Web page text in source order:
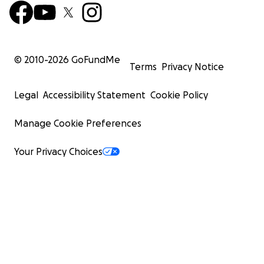
© 2010-2026 GoFundMe
Terms Privacy Notice
Legal Accessibility Statement Cookie Policy
Manage Cookie Preferences
Your Privacy Choices